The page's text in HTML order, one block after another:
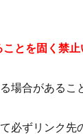
とを固く禁止
場合があるこ
必ずリンク先